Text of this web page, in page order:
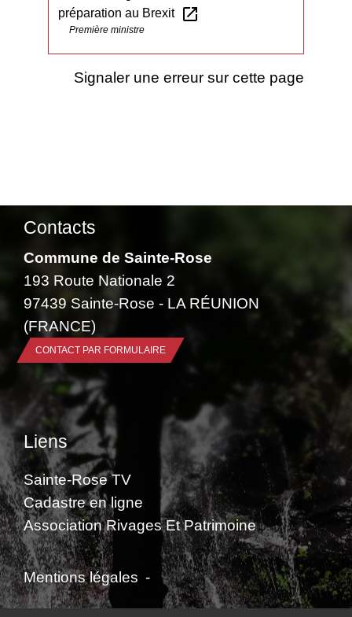
préparation au Brexit open_in_new
Première ministre
Signaler une erreur sur cette page
Contacts
Commune de Sainte-Rose
193 Route Nationale 2
97439 Sainte-Rose - LA RÉUNION
(FRANCE)
CONTACT PAR FORMULAIRE
Liens
Sainte-Rose TV
Cadastre en ligne
Association Rivages Et Patrimoine
Mentions légales -